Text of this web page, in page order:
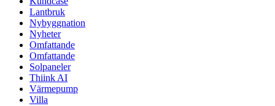
Lantbruk
Nybyggnation
Nyheter
Omfattande
Omfattande
Solpaneler
Thiink AI
Värmepump
Villa